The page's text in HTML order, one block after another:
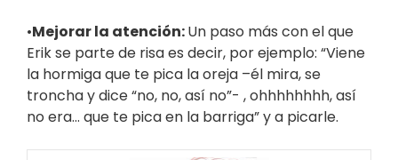
•Mejorar la atención:Un paso más con el que
Erik se parte de risa es decir, por ejemplo: “Viene
la hormiga que te pica la oreja –él mira, se
troncha y dice “no, no, así no”- , ohhhhhhhh, así
no era… que te pica en la barriga” y a picarle.